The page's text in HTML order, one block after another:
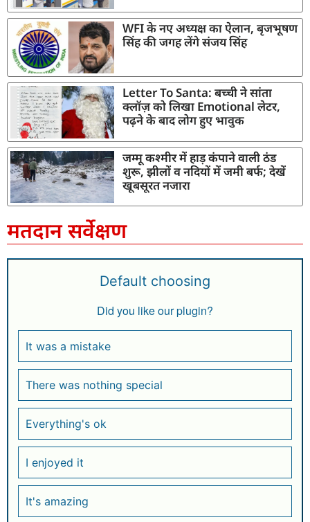
WFI के नए अध्यक्ष का ऐलान, बृजभूषण
सिंह की जगह लेंगे संजय सिंह
Letter To Santa: बच्ची ने सांता
क्लॉज़ को लिखा Emotional लेटर,
पढ़ने के बाद लोग हुए भावुक
जम्मू कश्मीर में हाड़ कंपाने वाली ठंड
शुरू, झीलों व नदियों में जमी बर्फ; देखें
खूबसूरत नजारा
मतदान सर्वेक्षण
Default choosing
Did you like our plugin?
It was a mistake
There was nothing special
Everything's ok
I enjoyed it
It's amazing